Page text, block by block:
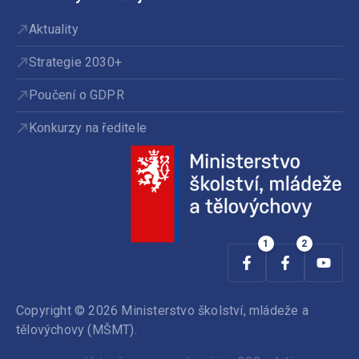
Aktuality
Strategie 2030+
Poučení o GDPR
Konkurzy na ředitele
Copyright © 2026 Ministerstvo školství, mládeže a
tělovýchovy (MŠMT).